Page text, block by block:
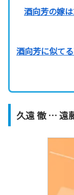
酒向芳の嫁
酒向芳に似て
久遠 徹 … 遠